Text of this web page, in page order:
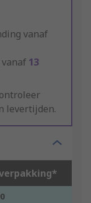
vanaf
13
levertijden.